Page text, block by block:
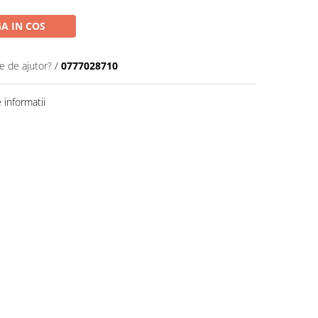
IN COS
de ajutor? / 0777028710
informatii